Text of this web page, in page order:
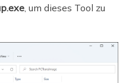
, um dieses Tool zu